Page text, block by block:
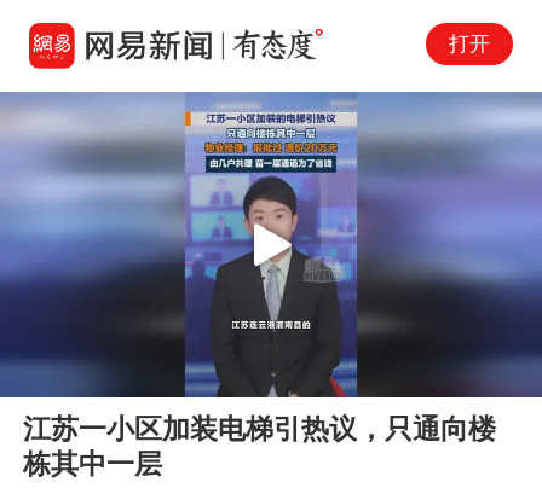
打开
Play
江苏一小区加装电梯引热议，只通向楼
栋其中一层